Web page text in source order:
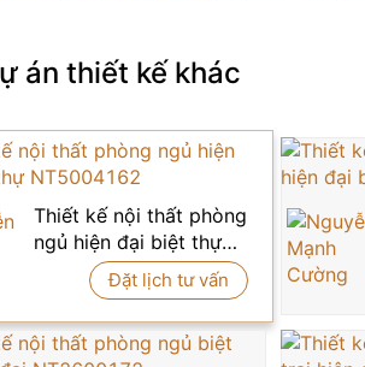
án thiết kế khác
Thiết kế nội thất phòng
ngủ hiện đại biệt thự
NT5004162Đặt lịch tư vấn